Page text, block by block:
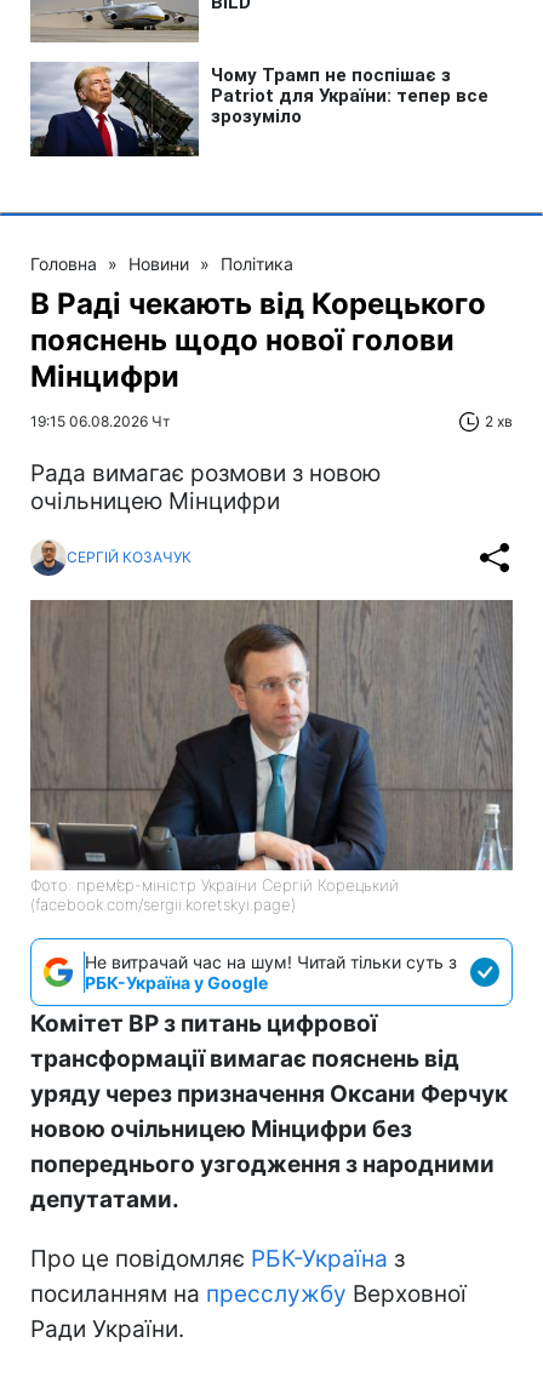
Головна » Новини » Політика
В Раді чекають від Корецького
пояснень щодо нової голови
Мінцифри
19:15 06.08.2026 Чт 2 хв
Рада вимагає розмови з новою
очільницею Мінцифри
СЕРГІЙ КОЗАЧУК
Фото: прем’єр-міністр України Сергій Корецький
(facebook.com/sergii.koretskyi.page)
Не витрачай час на шум! Читай тільки суть з
РБК-Україна у Google
Комітет ВР з питань цифрової
трансформації вимагає пояснень від
уряду через призначення Оксани Ферчук
новою очільницею Мінцифри без
попереднього узгодження з народними
депутатами.
Про це повідомляє РБК-Україна з
посиланням на пресслужбу Верховної
Ради України.